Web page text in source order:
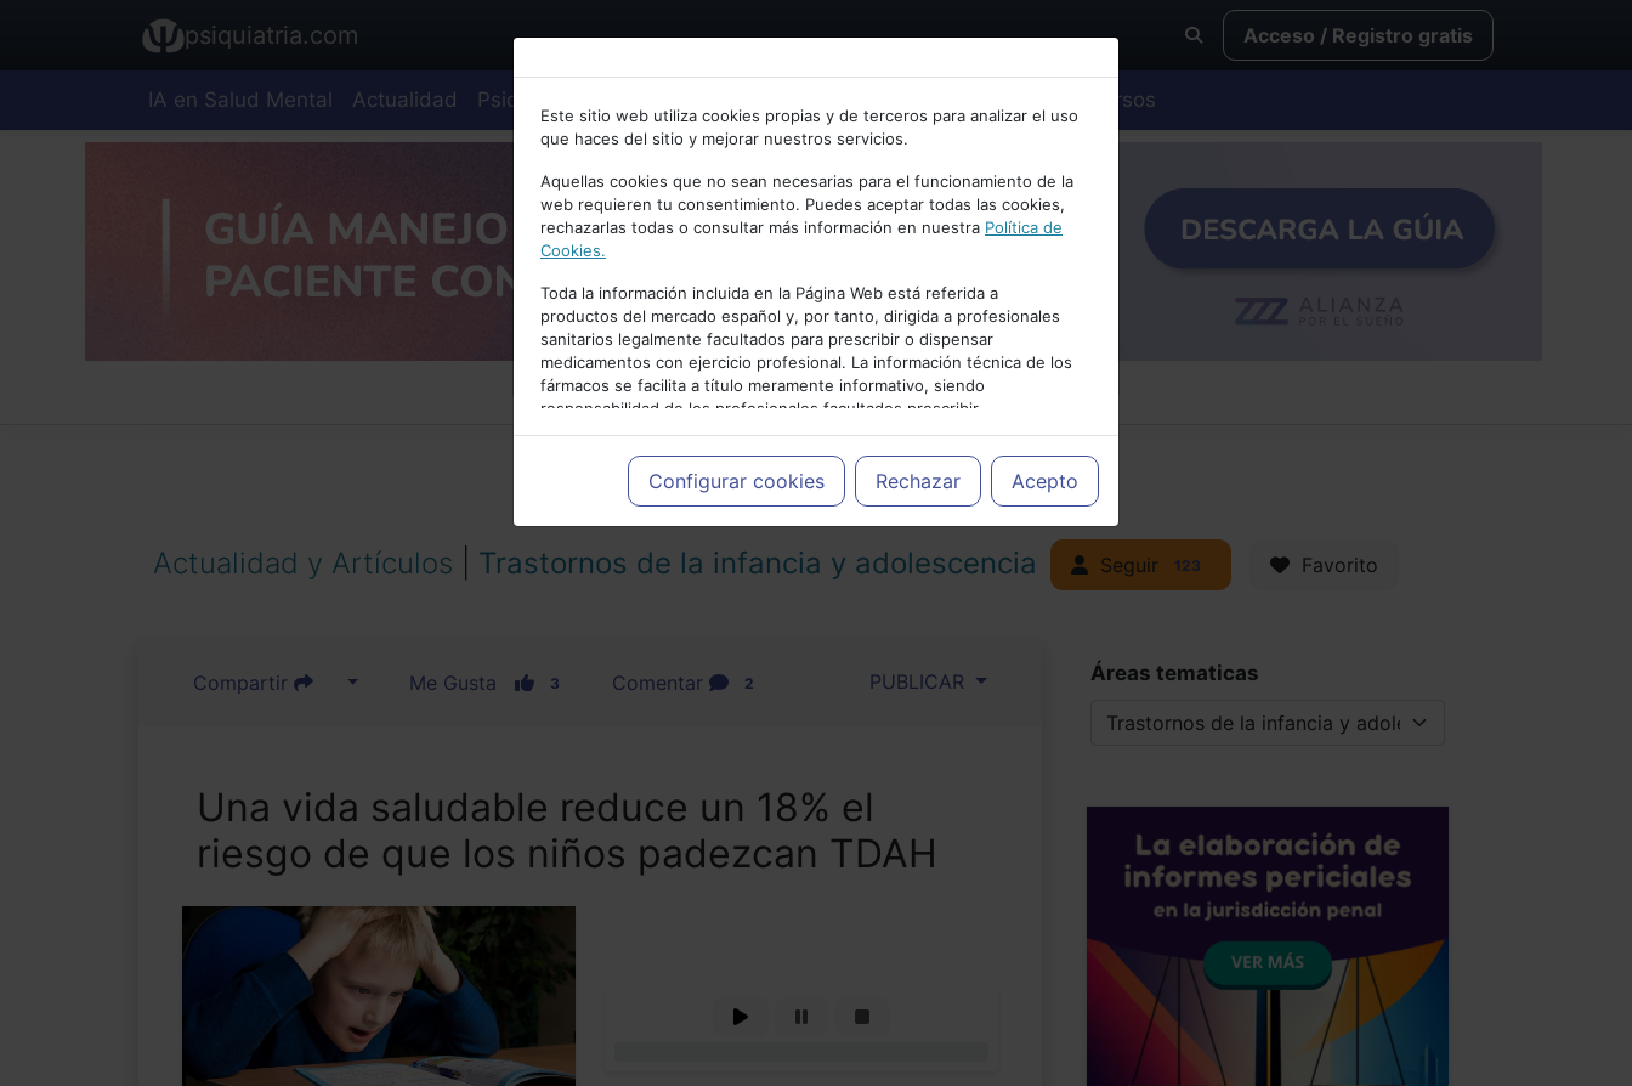
Bienvenid@ a psiquiatria.com
Escribe tu Email
Accede o regístrate con tu email.
Cancelar
psiquiatria.com Acceso / Registro gratis
IA en Salud Mental Actualidad Psiquiatría Cursos
Este sitio web utiliza cookies propias y de terceros para analizar el uso
que haces del sitio y mejorar nuestros servicios.
Aquellas cookies que no sean necesarias para el funcionamiento de la
web requieren tu consentimiento. Puedes aceptar todas las cookies,
rechazarlas todas o consultar más información en nuestra Política de
Cookies.
Toda la información incluida en la Página Web está referida a
productos del mercado español y, por tanto, dirigida a profesionales
sanitarios legalmente facultados para prescribir o dispensar
medicamentos con ejercicio profesional. La información técnica de los
fármacos se facilita a título meramente informativo, siendo
responsabilidad de los profesionales facultados prescribir
medicamentos y decidir, en cada caso concreto, el tratamiento más
adecuado a las necesidades del paciente.
Configurar cookies Rechazar Acepto
PUBLICIDAD
Actualidad y Artículos Trastornos de la infancia y adolescencia Seguir 123 Favorito
Compartir Me Gusta 3 Comentar 2 PUBLICAR
Una vida saludable reduce un 18% el
riesgo de que los niños padezcan TDAH
Áreas tematicas